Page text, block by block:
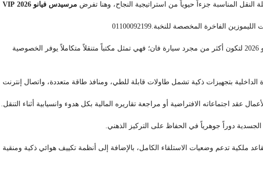
النقل المناسبة جزءاً حيوياً من استراتيجية النجاح، وهنا تفرض مرسيدس فيانو 2026 VIP
الفاخرة المخصصة للنخبة.01100092199
، تم تصميم مرسيدس فيانو 2026 لتكون أكثر من مجرد سيارة فان؛ فهي تمثل مكتباً متنقلاً متكاملاً يوفر الخصوصية
الداخلية بتجهيزات ذكية تشمل طاولات قابلة للطي، ومنافذ طاقة متعددة، واتصال إنترنت
عقد اجتماعاته الافتراضية أو مراجعة تقاريره المالية بكل هدوء وانسيابية أثناء التنقل.
الجسدية دوراً جوهرياً في الحفاظ على التركيز الذهني.
ملكية تدعم وضعيات الاستلقاء الكامل، بالإضافة إلى أنظمة تكييف هوائي ذكية ومنقية